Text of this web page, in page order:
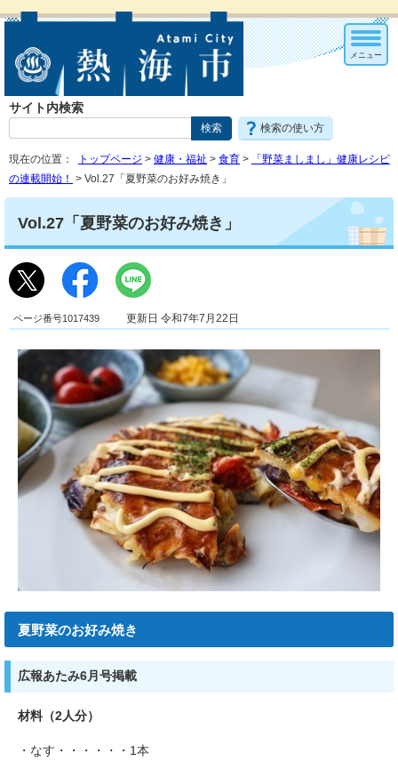
サイト内検索
検索の使い方
メニュー
現在の位置： トップページ > 健康・福祉 > 食育 >
「野菜ましまし」健康レシピ
の連載開始！ > Vol.27「夏野菜のお好み焼き」
Vol.27「夏野菜のお好み焼き」
ページ番号1017439 更新日 令和7年7月22日
夏野菜のお好み焼き
広報あたみ6月号掲載
材料（2人分）
・なす・・・・・・1本